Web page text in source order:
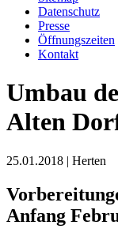
Datenschutz
Presse
Öffnungszeiten
Kontakt
Umbau
Alten
25.01.2018 | Herten
Anfang